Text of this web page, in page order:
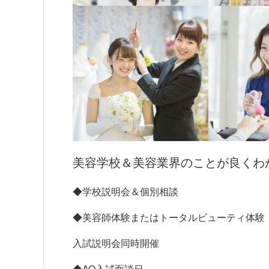
美容学校＆美容業界のことが良くわ
◆学校説明会＆個別相談
◆美容師体験またはトータルビューティ体験
入試説明会同時開催